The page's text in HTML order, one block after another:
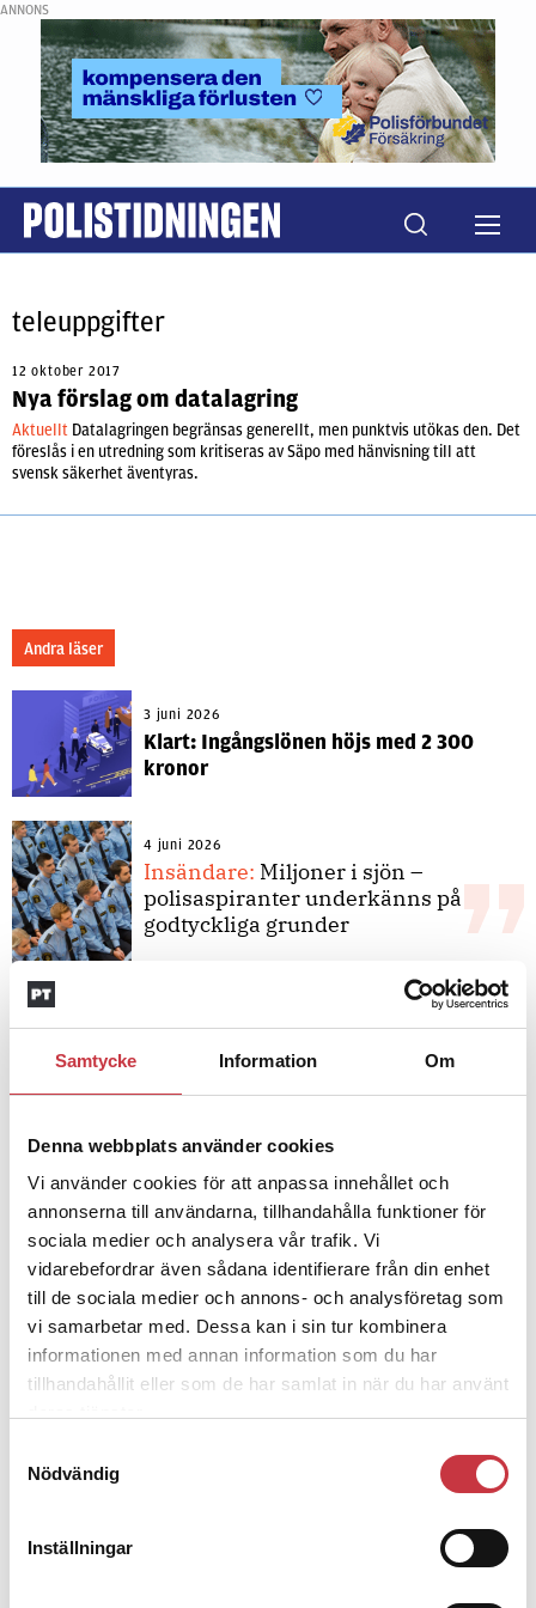
Samtycke Information Om
Denna webbplats använder cookies
Vi använder cookies för att anpassa innehållet och
annonserna till användarna, tillhandahålla funktioner för
sociala medier och analysera vår trafik. Vi
vidarebefordrar även sådana identifierare från din enhet
till de sociala medier och annons- och analysföretag som
vi samarbetar med. Dessa kan i sin tur kombinera
informationen med annan information som du har
tillhandahållit eller som de har samlat in när du har använt
Nödvändig
Inställningar
ANNONS
teleuppgifter
12 oktober 2017
Nya förslag om datalagring
Aktuellt Datalagringen begränsas generellt, men punktvis utökas den. Det
föreslås i en utredning som kritiseras av Säpo med hänvisning till att
svensk säkerhet äventyras.
Andra läser
3 juni 2026
Klart: Ingångslönen höjs med 2 300
kronor
4 juni 2026
Insändare: Miljoner i sjön –
polisaspiranter underkänns på
godtyckliga grunder
– nu ska han lära sig grunderna
4 juni 2026
Polisregionen erkänner fel: ”Kommer
att rättas till”
Debatt